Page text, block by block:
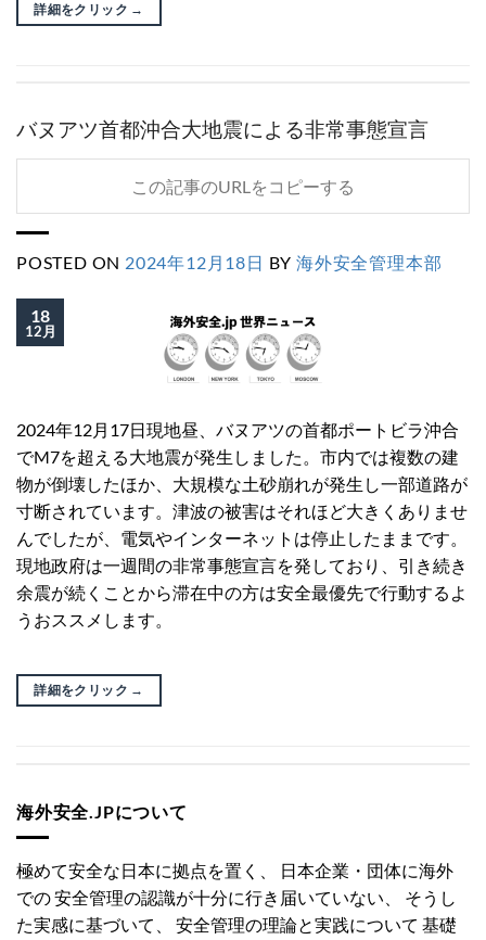
詳細をクリック →
バヌアツ首都沖合大地震による非常事態宣言
この記事のURLをコピーする
POSTED ON 2024年12月18日 BY海外安全管理本部
18
12月
2024年12月17日現地昼、バヌアツの首都ポートビラ沖合
でM7を超える大地震が発生しました。市内では複数の建
物が倒壊したほか、大規模な土砂崩れが発生し一部道路が
寸断されています。津波の被害はそれほど大きくありませ
んでしたが、電気やインターネットは停止したままです。
現地政府は一週間の非常事態宣言を発しており、引き続き
余震が続くことから滞在中の方は安全最優先で行動するよ
うおススメします。
詳細をクリック →
海外安全.JPについて
極めて安全な日本に拠点を置く、 日本企業・団体に海外
での 安全管理の認識が十分に行き届いていない、 そうし
た実感に基づいて、 安全管理の理論と実践について 基礎